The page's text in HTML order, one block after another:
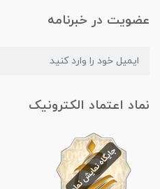
عضویت در خبرنامه
نماد اعتماد الکترونیک